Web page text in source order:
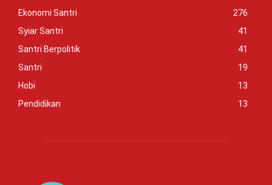
Ekonomi Santri
276
Syiar Santri
41
Santri Berpolitik
41
Santri
19
Hobi
13
Pendidikan
13